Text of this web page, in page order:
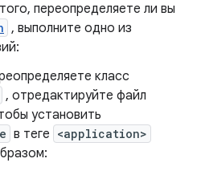
переопределяете ли вы
, выполните одно из
класс
, отредактируйте файл
установить
в теге <application>